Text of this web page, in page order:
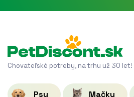
Chovateľské potreby, na trhu už 30 let!
Psy Mačky